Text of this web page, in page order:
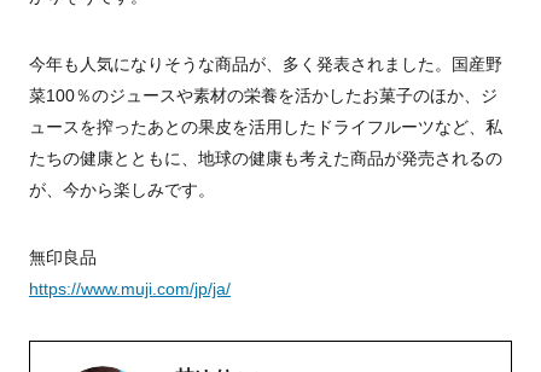
今年も人気になりそうな商品が、多く発表されました。国産野
菜100％のジュースや素材の栄養を活かしたお菓子のほか、ジ
ュースを搾ったあとの果皮を活用したドライフルーツなど、私
たちの健康とともに、地球の健康も考えた商品が発売されるの
が、今から楽しみです。
無印良品
https://www.muji.com/jp/ja/